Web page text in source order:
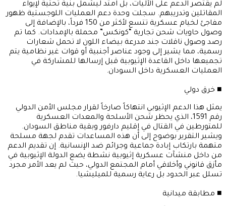
​لم يقتصر الدعم على الآليات، بل امتد ليشمل بنية تحتية لإيواء
المقاتلين وتدريبهم. سجلت وحدة دعم العمليات اللوجستية ظهور
مفاجئ لخيام عسكرية تتسع لأكثر من 150 فرداً، بالإضافة إلى
وصول حاويات شحن تجارية “كونكس” محملة بالإمدادات. كما تم
رصد وصول ناقلات جند مدرعة بيضاء اللون لا تحمل شعارات
رسمية، مما يشير إلى وجود عناصر أجنبية أو قوات غير نظامية يتم
تجميعها داخل القاعدة الإثيوبية قبل إرسالها للمشاركة في
العمليات العسكرية داخل السودان.
​■ خرق دولي
​يمثل هذا الدعم الإثيوبي انتهاكاً صارخاً لقرار مجلس الأمن الدولي
رقم 1591، الذي يحظر شحن الأسلحة والمعدات العسكرية
للمتورطين في القتال في إقليم دارفور وبقية مناطق السودان.
ويشير التقرير بوضوح إلى أن هذه المساعدات تقدم لجهة مسلحة
متهمة بارتكاب إبادة جماعية وجرائم ضد الإنسانية. إن تقديم الدعم
من داخل منشآت عسكرية إثيوبية نشطة يضع الدولة الإثيوبية في
مأزق قانوني وأخلاقي أمام المجتمع الدولي، حيث لم يعد الأمر مجرد
تسلل عبر الحدود بل رعاية رسمية للميليشيا.
​■ مطابقة ميدانية